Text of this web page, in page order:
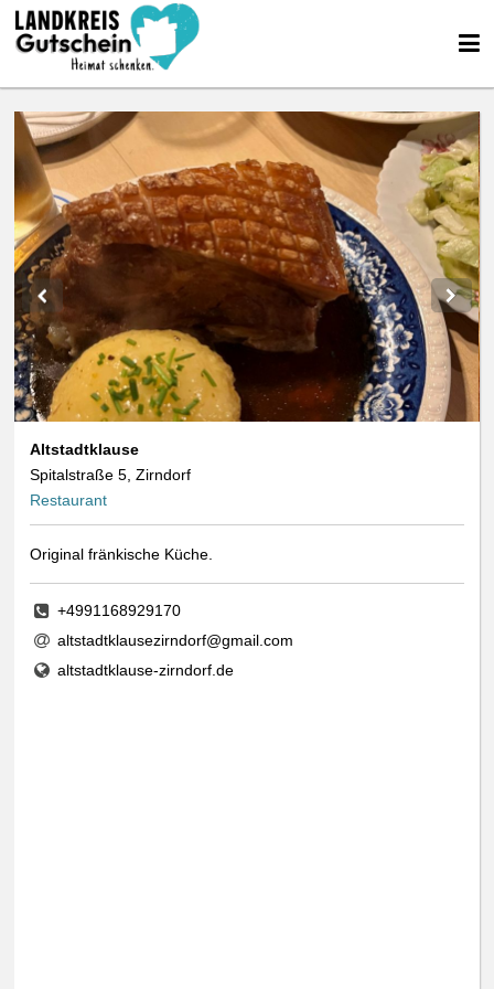
Altstadtklause
Spitalstraße 5, Zirndorf
Restaurant
Original fränkische Küche.
+4991168929170
altstadtklausezirndorf@gmail.com
altstadtklause-zirndorf.de